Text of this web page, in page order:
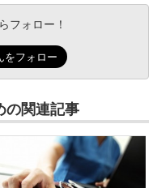
フォロー！
の関連記事